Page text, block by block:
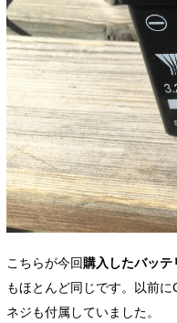
こちらが今回 購入したバッテ
もほとんど同じです。以前
ネジも付属していました。